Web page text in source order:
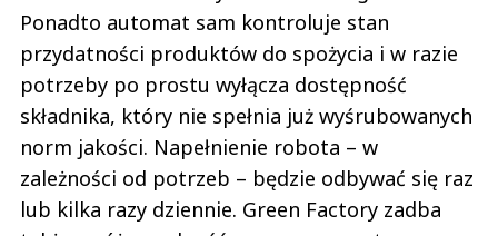
Ponadto automat sam kontroluje stan
przydatności produktów do spożycia i w razie
potrzeby po prostu wyłącza dostępność
składnika, który nie spełnia już wyśrubowanych
norm jakości. Napełnienie robota – w
zależności od potrzeb – będzie odbywać się raz
lub kilka razy dziennie. Green Factory zadba